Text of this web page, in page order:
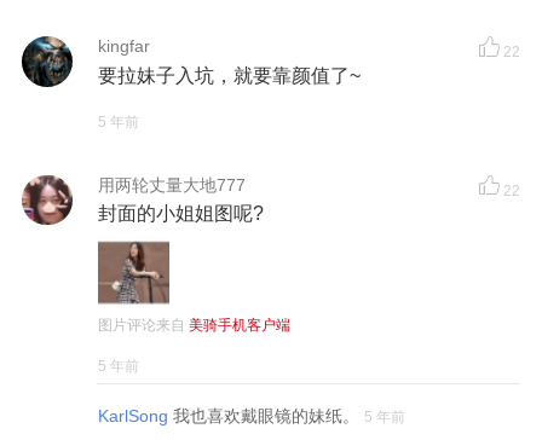
kingfar 22
要拉妹子入坑，就要靠颜值了~
5 年前
用两轮丈量大地777 22
封面的小姐姐图呢?
图片评论来自 美骑手机客户端
5 年前
KarlSong 我也喜欢戴眼镜的妹纸。 5 年前